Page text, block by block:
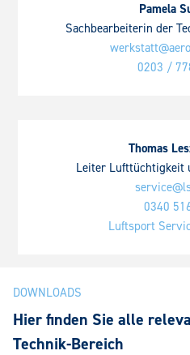
Pamela
Sachbearbeiterin der
0203 /
Thomas
Leiter Lufttüchtigkeit
0340
Luftsport
DOWNLOADS
Hier finden Sie alle
Technik-Bereich